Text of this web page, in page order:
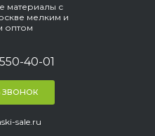
материалы с
мелким и
оптом
40-01
ЗВОНОК
sale.ru